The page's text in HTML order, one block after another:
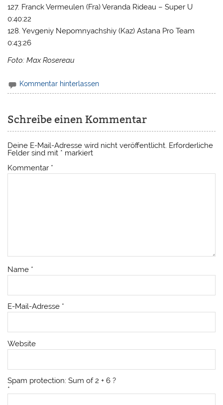
127. Franck Vermeulen (Fra) Veranda Rideau – Super U
0:40:22
128. Yevgeniy Nepomnyachshiy (Kaz) Astana Pro Team
0:43:26
Foto: Max Rosereau
Kommentar hinterlassen
Schreibe einen Kommentar
Deine E-Mail-Adresse wird nicht veröffentlicht. Erforderliche
Felder sind mit * markiert
Kommentar *
Name *
E-Mail-Adresse *
Website
Spam protection: Sum of 2 + 6 ?
*